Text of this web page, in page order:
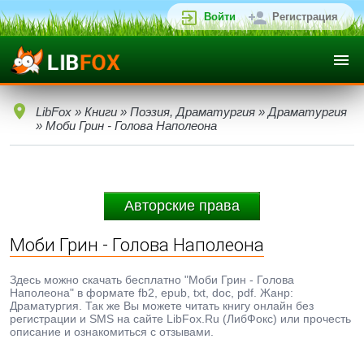
Войти Регистрация
LibFox » Книги » Поэзия, Драматургия » Драматургия
» Моби Грин - Голова Наполеона
Авторские права
Моби Грин - Голова Наполеона
Здесь можно скачать бесплатно "Моби Грин - Голова
Наполеона" в формате fb2, epub, txt, doc, pdf. Жанр:
Драматургия. Так же Вы можете читать книгу онлайн без
регистрации и SMS на сайте LibFox.Ru (ЛибФокс) или прочесть
описание и ознакомиться с отзывами.